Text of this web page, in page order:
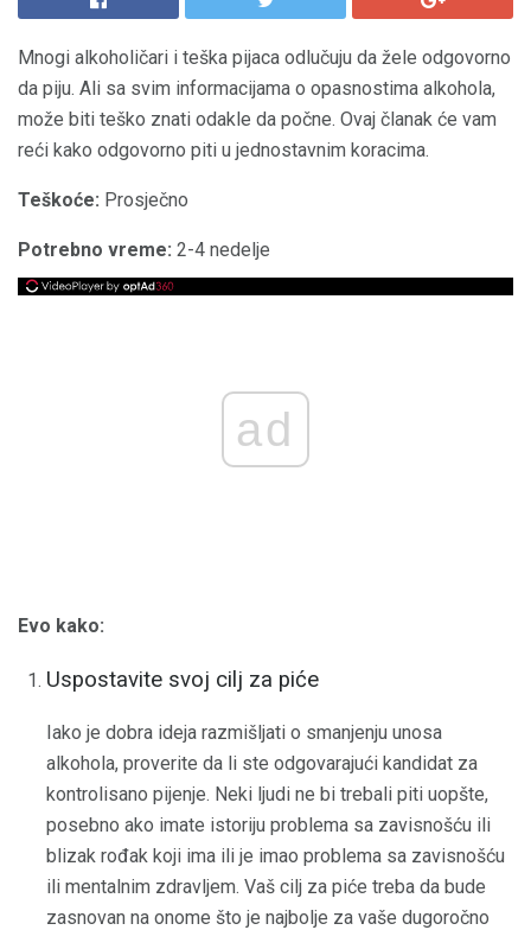
Mnogi alkoholičari i teška pijaca odlučuju da žele odgovorno
da piju. Ali sa svim informacijama o opasnostima alkohola,
može biti teško znati odakle da počne. Ovaj članak će vam
reći kako odgovorno piti u jednostavnim koracima.
Teškoće: Prosječno
Potrebno vreme: 2-4 nedelje
ad
Evo kako:
Uspostavite svoj cilj za piće
Iako je dobra ideja razmišljati o smanjenju unosa
alkohola, proverite da li ste odgovarajući kandidat za
kontrolisano pijenje. Neki ljudi ne bi trebali piti uopšte,
posebno ako imate istoriju problema sa zavisnošću ili
blizak rođak koji ima ili je imao problema sa zavisnošću
ili mentalnim zdravljem. Vaš cilj za piće treba da bude
zasnovan na onome što je najbolje za vaše dugoročno